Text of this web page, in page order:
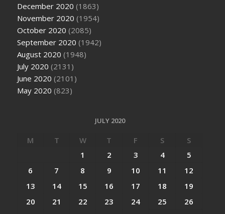
December 2020 (1863)
November 2020 (1954)
October 2020 (2085)
September 2020 (1942)
August 2020 (1948)
July 2020 (2131)
June 2020 (2101)
May 2020 (823)
JULY 2020
M T W T F S
S
1
2 3 4
5
6
7 8 9 10 11
12
13
14 15 16 17 18
19
20
21 22 23 24 25
26